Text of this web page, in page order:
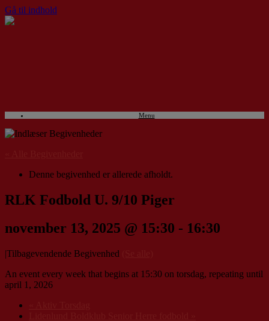
Gå til indhold
Menu
Denne begivenhed er allerede afholdt.
RLK Fodbold U. 9/10 Piger
november 13, 2025 @ 15:30 - 16:30
|Tilbagevendende Begivenhed
An event every week that begins at 15:30 on torsdag, repeating until
april 1, 2026